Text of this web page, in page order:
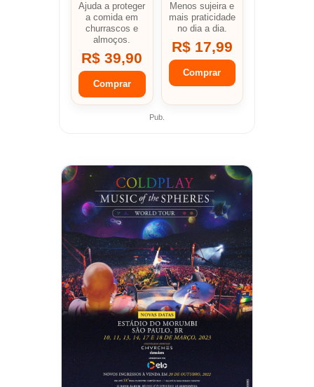
Ajuda a proteger
a comida em
churrascos e
almoços.
R$ 39,90
Comprar
Menos sujeira e
mais praticidade
no dia a dia.
R$ 17,99
Comprar
Pub.